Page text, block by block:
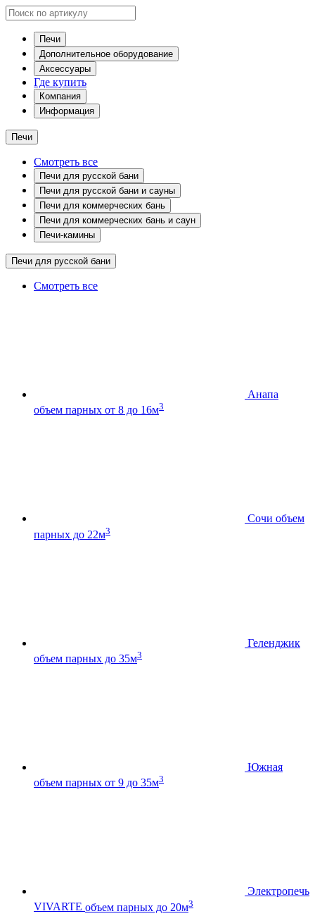
Печи
Дополнительное оборудование
Аксессуары
Где купить
Компания
Информация
Печи
Смотреть все
Печи для русской бани
Печи для русской бани и сауны
Печи для коммерческих бань
Печи для коммерческих бань и саун
Печи-камины
Печи для русской бани
Смотреть все
Анапа
объем парных от 8 до 16м3
Сочи объем
парных до 22м3
Геленджик
объем парных до 35м3
Южная
объем парных от 9 до 35м3
Электропечь
VIVARTE объем парных до 20м3